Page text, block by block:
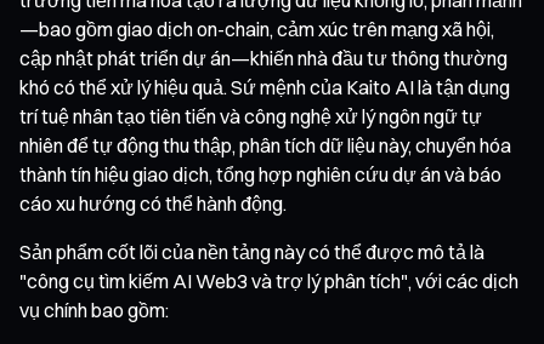
—bao gồm giao dịch on-chain, cảm xúc trên mạng xã hội,
cập nhật phát triển dự án—khiến nhà đầu tư thông thường
khó có thể xử lý hiệu quả. Sứ mệnh của Kaito AI là tận dụng
trí tuệ nhân tạo tiên tiến và công nghệ xử lý ngôn ngữ tự
nhiên để tự động thu thập, phân tích dữ liệu này, chuyển hóa
thành tín hiệu giao dịch, tổng hợp nghiên cứu dự án và báo
cáo xu hướng có thể hành động.
Sản phẩm cốt lõi của nền tảng này có thể được mô tả là
"công cụ tìm kiếm AI Web3 và trợ lý phân tích", với các dịch
vụ chính bao gồm: